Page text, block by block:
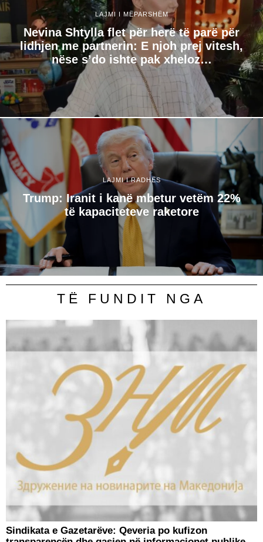
LAJMI I MËPARSHËM
Nevina Shtylla flet për herë të parë për
lidhjen me partnerin: E njoh prej vitesh,
nëse s’do ishte pak xheloz…
LAJMI I RADHËS
Trump: Iranit i kanë mbetur vetëm 22%
të kapaciteteve raketore
TË FUNDIT NGA
Sindikata e Gazetarëve: Qeveria po kufizon